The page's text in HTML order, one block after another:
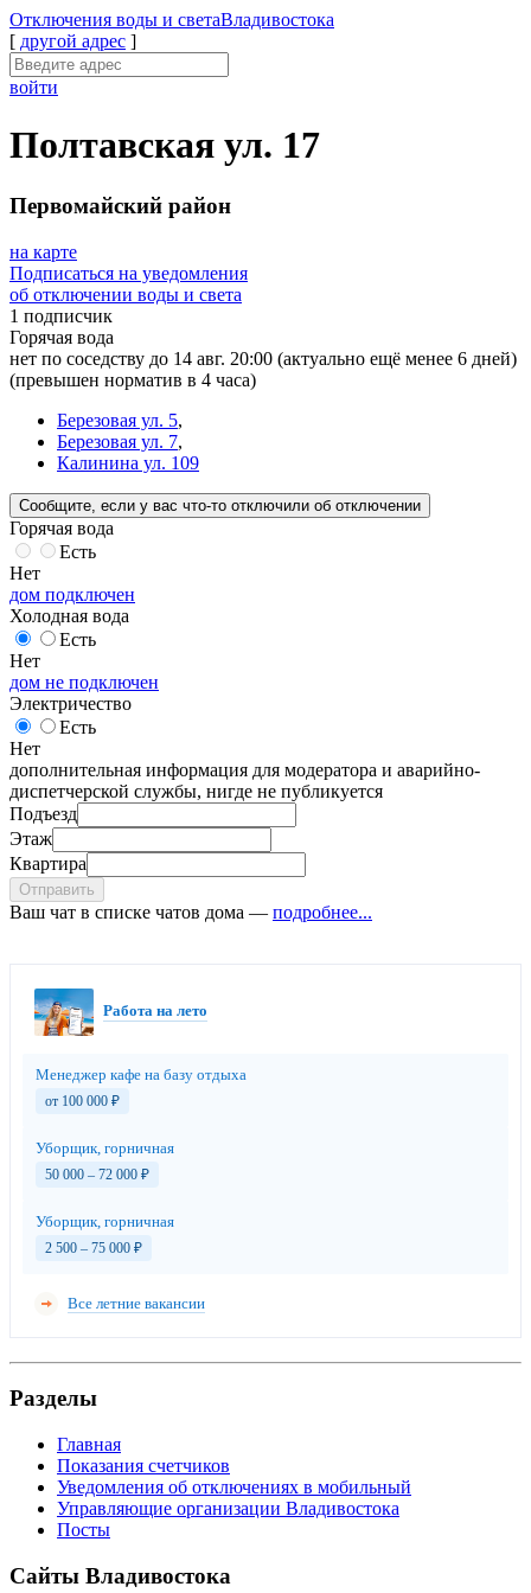
Отключения воды и светаВладивостока
[ другой адрес ]
войти
Полтавская ул. 17
Первомайский район
на карте
Подписаться на уведомления
об отключении воды и света
1 подписчик
Горячая вода
нет по соседству до 14 авг. 20:00 (актуально ещё менее 6 дней)
(превышен норматив в 4 часа)
Березовая ул. 5,
Березовая ул. 7,
Калинина ул. 109
Сообщите , если у вас что-то отключили об отключении
Горячая вода
Есть
Нет
дом подключен
Холодная вода
Есть
Нет
дом не подключен
Электричество
Есть
Нет
дополнительная информация для модератора и аварийно-
диспетчерской службы, нигде не публикуется
Подъезд
Этаж
Квартира
Отправить
Ваш чат в списке чатов дома — подробнее...
Работа на лето
Менеджер кафе на базу отдыха
от 100 000 ₽
Уборщик, горничная
50 000 – 72 000 ₽
Уборщик, горничная
2 500 – 75 000 ₽
Все летние вакансии
Разделы
Главная
Показания счетчиков
Уведомления об отключениях в мобильный
Управляющие организации Владивостока
Посты
Сайты Владивостока